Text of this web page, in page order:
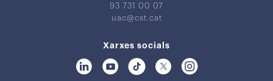
93 731 00 07
uac@cst.cat
Xarxes socials